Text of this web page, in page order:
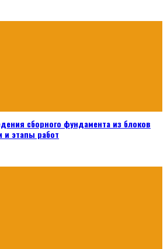
сборного фундамента из блоков
и этапы работ